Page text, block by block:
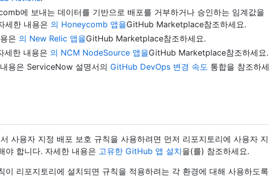
에 보내는 데이터를 기반으로 배포를 거부하거나 승인하는 임계값을
세한 내용은 의 Honeycomb 앱을GitHub Marketplace참조하세요.
은 의 New Relic 앱을GitHub Marketplace참조하세요.
세한 내용은 의 NCM NodeSource 앱을GitHub Marketplace참조하세요.
용은 ServiceNow 설명서의 GitHub DevOps 변경 속도 통합을 참조하세
사용자 지정 배포 보호 규칙을 사용하려면 먼저 리포지토리에 사용자 지
야 합니다. 자세한 내용은 고유한 GitHub 앱 설치을(를) 참조하세요.
이 리포지토리에 설치되면 규칙을 적용하려는 각 환경에 대해 사용하도록